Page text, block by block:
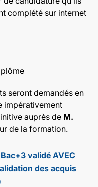
complété sur internet
seront demandés en
impérativement
auprès de M.
de la formation.
validé AVEC
des acquis